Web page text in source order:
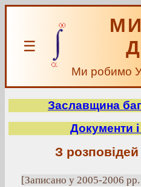
☰
Ми робимо
Заславщина
Документи
З
[Записано у 2005-2006